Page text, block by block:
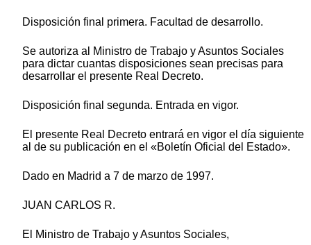
Disposición final primera. Facultad de desarrollo.
Se autoriza al Ministro de Trabajo y Asuntos Sociales
para dictar cuantas disposiciones sean precisas para
desarrollar el presente Real Decreto.
Disposición final segunda. Entrada en vigor.
El presente Real Decreto entrará en vigor el día siguiente
al de su publicación en el «Boletín Oficial del Estado».
Dado en Madrid a 7 de marzo de 1997.
JUAN CARLOS R.
El Ministro de Trabajo y Asuntos Sociales,